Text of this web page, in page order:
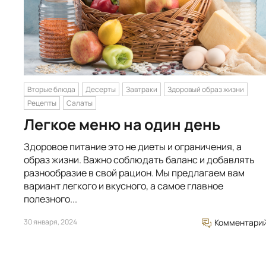
Вторые блюда Десерты Завтраки
Здоровый образ жизни
Рецепты
Салаты
Легкое меню на один день
Здоровое питание это не диеты и ограничения, а
образ жизни. Важно соблюдать баланс и добавлять
разнообразие в свой рацион. Мы предлагаем вам
вариант легкого и вкусного, а самое главное
полезного...
30 января, 2024